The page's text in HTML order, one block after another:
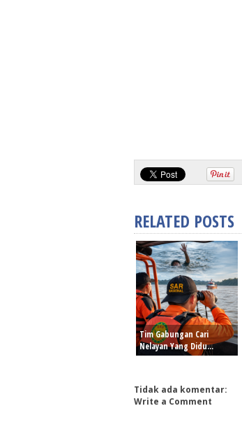
RELATED POSTS
Tim Gabungan Cari
Nelayan Yang Didu...
Tidak ada komentar:
Write a Comment